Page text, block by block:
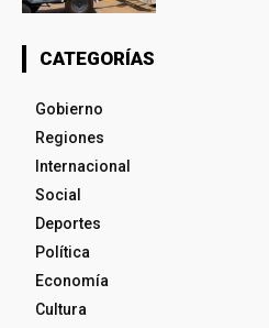
CATEGORÍAS
Gobierno
Regiones
Internacional
Social
Deportes
Política
Economía
Cultura